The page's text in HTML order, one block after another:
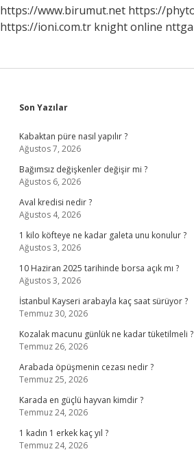
https://www.birumut.net https://
https://ioni.com.tr knight online
Sidebar
Son Yazılar
Kabaktan püre nasıl yapılır ?
Ağustos 7, 2026
Bağımsız değişkenler değişir mi ?
Ağustos 6, 2026
Aval kredisi nedir ?
Ağustos 4, 2026
1 kilo köfteye ne kadar galeta unu konulur ?
Ağustos 3, 2026
10 Haziran 2025 tarihinde borsa açık mı ?
Ağustos 3, 2026
İstanbul Kayseri arabayla kaç saat sürüyor ?
Temmuz 30, 2026
Kozalak macunu günlük ne kadar tüketilmeli ?
Temmuz 26, 2026
Arabada öpüşmenin cezası nedir ?
Temmuz 25, 2026
Karada en güçlü hayvan kimdir ?
Temmuz 24, 2026
1 kadın 1 erkek kaç yıl ?
Temmuz 24, 2026